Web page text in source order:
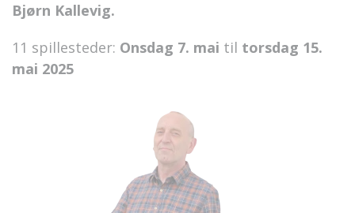
Bjørn Kallevig.
11 spillesteder: Onsdag 7. mai til torsdag 15.
mai 2025